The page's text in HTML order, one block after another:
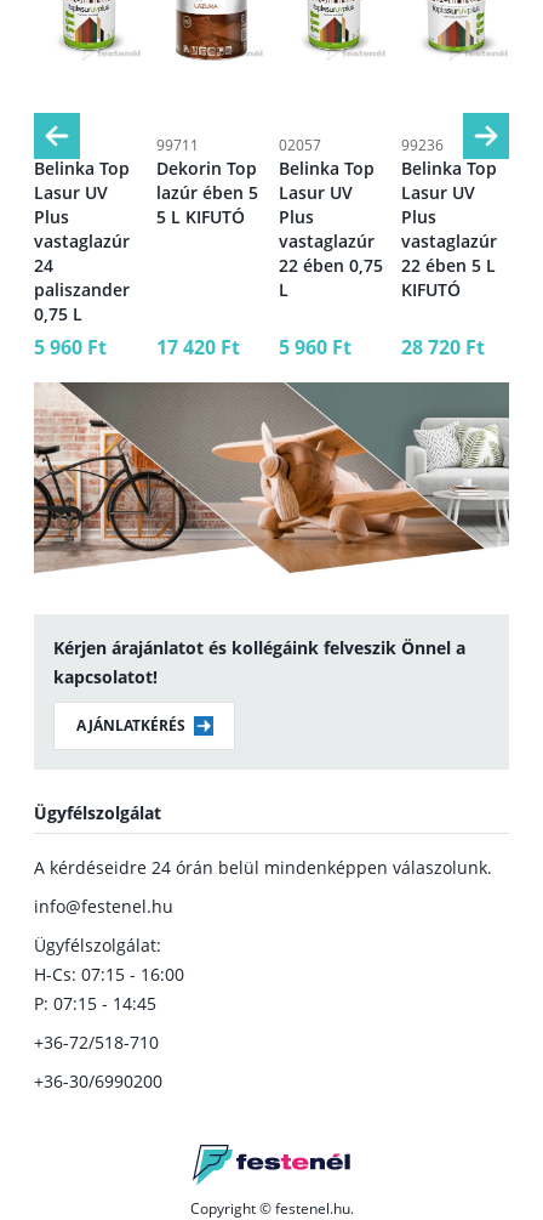
07762
Belinka Top
Lasur UV
Plus
vastaglazúr
24
paliszander
0,75 L
5 960 Ft
99711
Dekorin Top
lazúr ében 5
5 L KIFUTÓ
17 420 Ft
02057
Belinka Top
Lasur UV
Plus
vastaglazúr
22 ében 0,75
L
5 960 Ft
99236
Belinka Top
Lasur UV
Plus
vastaglazúr
22 ében 5 L
KIFUTÓ
28 720 Ft
Kérjen árajánlatot és kollégáink felveszik Önnel a
kapcsolatot!
AJÁNLATKÉRÉS
Ügyfélszolgálat
A kérdéseidre 24 órán belül mindenképpen válaszolunk.
info@festenel.hu
Ügyfélszolgálat:
H-Cs: 07:15 - 16:00
P: 07:15 - 14:45
+36-72/518-710
+36-30/6990200
Copyright © festenel.hu.